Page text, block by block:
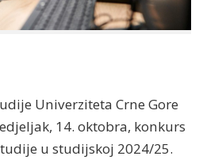
Univerziteta Crne Gore
14. oktobra, konkurs
u studijskoj 2024/25.